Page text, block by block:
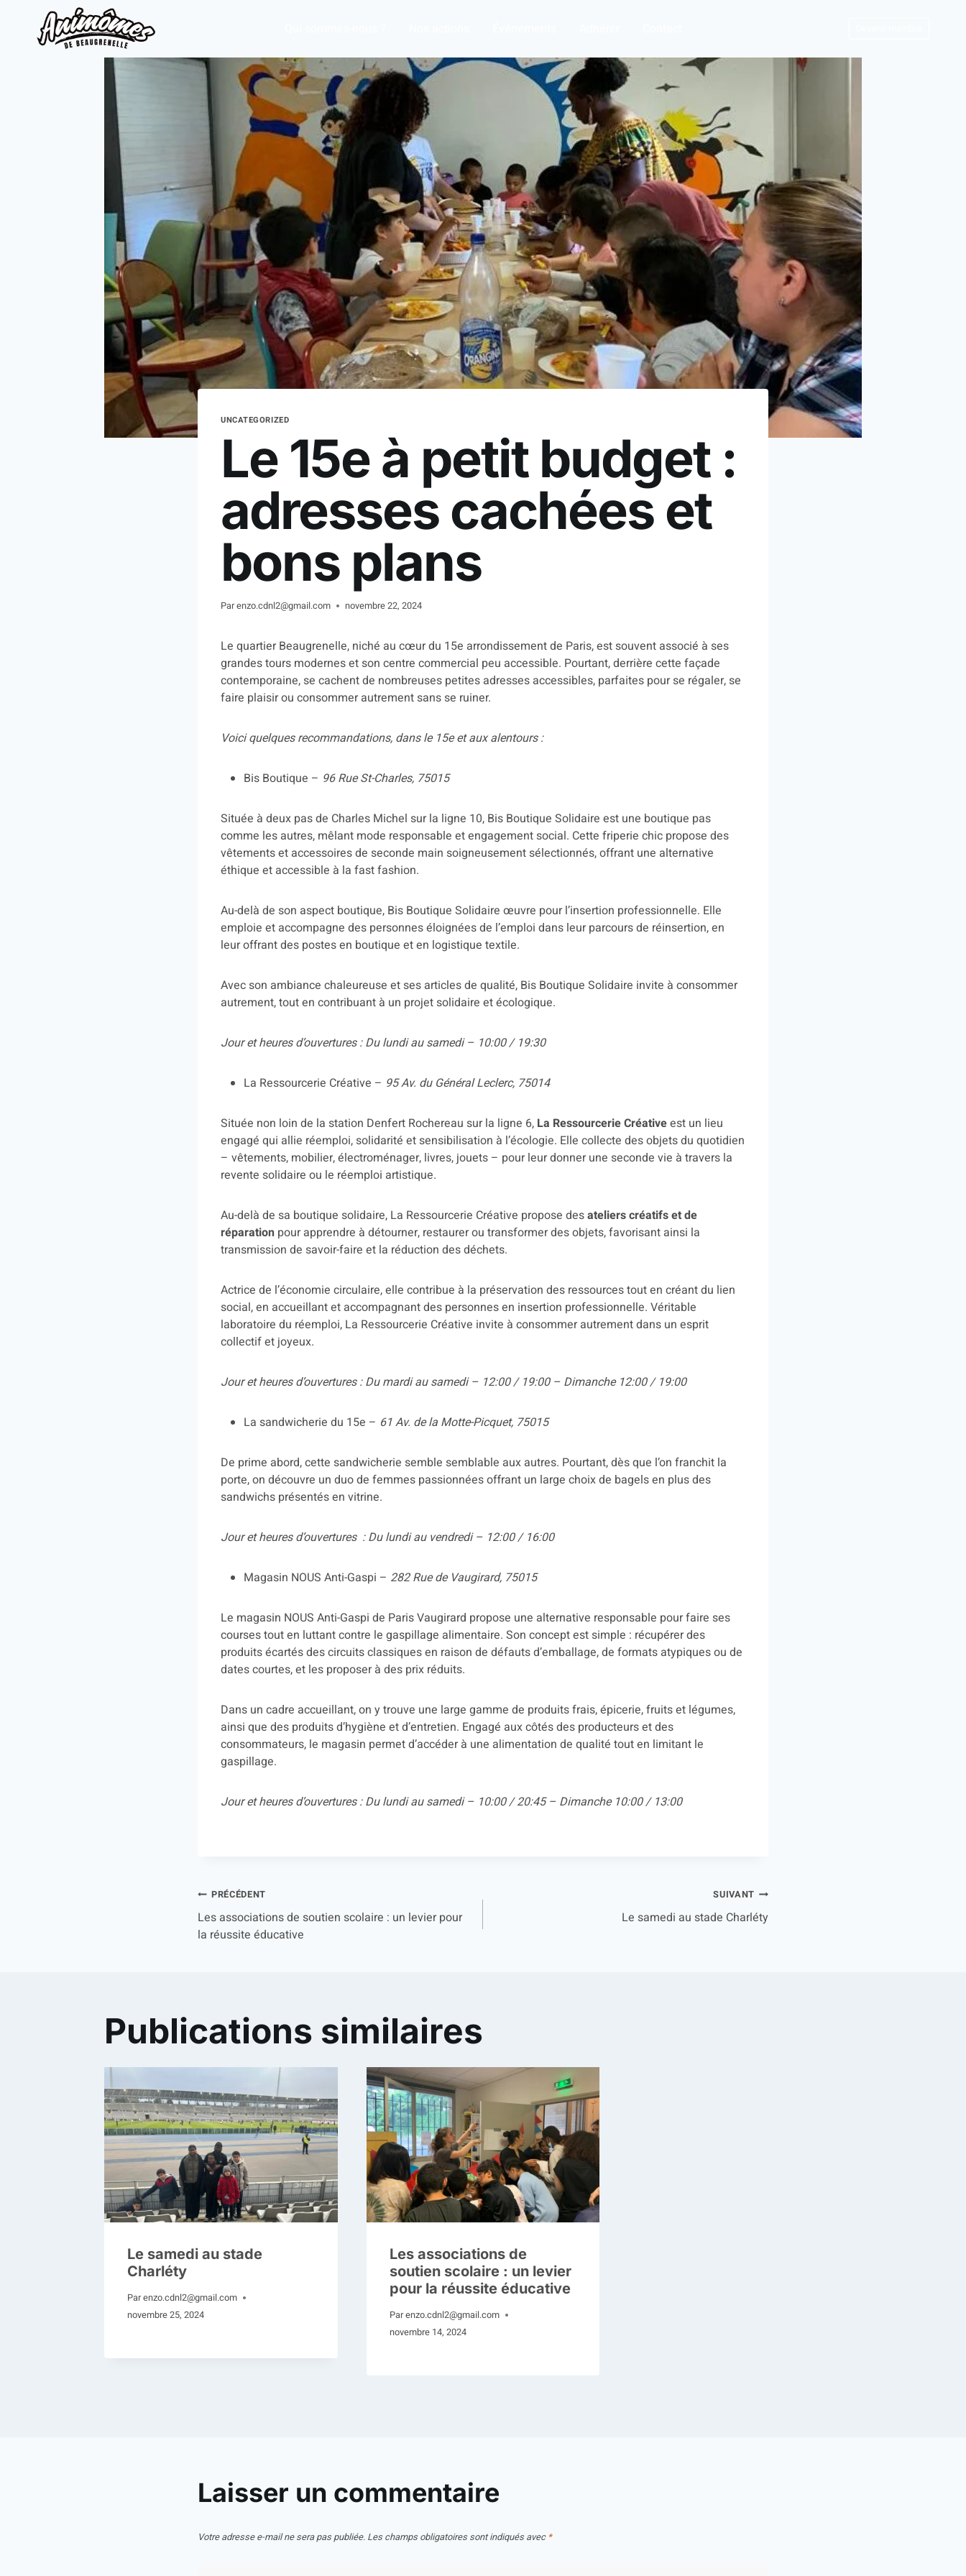
UNCATEGORIZED
Le 15e à petit budget :
adresses cachées et
bons plans
Parenzo.cdnl2@gmail.com novembre 22, 2024
Le quartier Beaugrenelle, niché au cœur du 15e arrondissement de Paris, est souvent associé à ses
grandes tours modernes et son centre commercial peu accessible. Pourtant, derrière cette façade
contemporaine, se cachent de nombreuses petites adresses accessibles, parfaites pour se régaler, se
faire plaisir ou consommer autrement sans se ruiner.
Voici quelques recommandations, dans le 15e et aux alentours :
Bis Boutique – 96 Rue St-Charles, 75015
Située à deux pas de Charles Michel sur la ligne 10, Bis Boutique Solidaire est une boutique pas
comme les autres, mêlant mode responsable et engagement social. Cette friperie chic propose des
vêtements et accessoires de seconde main soigneusement sélectionnés, offrant une alternative
éthique et accessible à la fast fashion.
Au-delà de son aspect boutique, Bis Boutique Solidaire œuvre pour l’insertion professionnelle. Elle
emploie et accompagne des personnes éloignées de l’emploi dans leur parcours de réinsertion, en
leur offrant des postes en boutique et en logistique textile.
Avec son ambiance chaleureuse et ses articles de qualité, Bis Boutique Solidaire invite à consommer
autrement, tout en contribuant à un projet solidaire et écologique.
Jour et heures d’ouvertures : Du lundi au samedi – 10:00 / 19:30
La Ressourcerie Créative – 95 Av. du Général Leclerc, 75014
Située non loin de la station Denfert Rochereau sur la ligne 6, La Ressourcerie Créativeest un lieu
engagé qui allie réemploi, solidarité et sensibilisation à l’écologie. Elle collecte des objets du quotidien
– vêtements, mobilier, électroménager, livres, jouets – pour leur donner une seconde vie à travers la
revente solidaire ou le réemploi artistique.
Au-delà de sa boutique solidaire, La Ressourcerie Créative propose desateliers créatifs et de
réparation pour apprendre à détourner, restaurer ou transformer des objets, favorisant ainsi la
transmission de savoir-faire et la réduction des déchets.
Actrice de l’économie circulaire, elle contribue à la préservation des ressources tout en créant du lien
social, en accueillant et accompagnant des personnes en insertion professionnelle. Véritable
laboratoire du réemploi, La Ressourcerie Créative invite à consommer autrement dans un esprit
collectif et joyeux.
Jour et heures d’ouvertures : Du mardi au samedi – 12:00 / 19:00 – Dimanche 12:00 / 19:00
La sandwicherie du 15e – 61 Av. de la Motte-Picquet, 75015
De prime abord, cette sandwicherie semble semblable aux autres. Pourtant, dès que l’on franchit la
porte, on découvre un duo de femmes passionnées offrant un large choix de bagels en plus des
sandwichs présentés en vitrine.
Jour et heures d’ouvertures : Du lundi au vendredi – 12:00 / 16:00
Magasin NOUS Anti-Gaspi – 282 Rue de Vaugirard, 75015
Le magasin NOUS Anti-Gaspi de Paris Vaugirard propose une alternative responsable pour faire ses
courses tout en luttant contre le gaspillage alimentaire. Son concept est simple : récupérer des
produits écartés des circuits classiques en raison de défauts d’emballage, de formats atypiques ou de
dates courtes, et les proposer à des prix réduits.
Dans un cadre accueillant, on y trouve une large gamme de produits frais, épicerie, fruits et légumes,
ainsi que des produits d’hygiène et d’entretien. Engagé aux côtés des producteurs et des
consommateurs, le magasin permet d’accéder à une alimentation de qualité tout en limitant le
gaspillage.
Jour et heures d’ouvertures : Du lundi au samedi – 10:00 / 20:45 – Dimanche 10:00 / 13:00
PRÉCÉDENT
Les associations de soutien scolaire : un levier pour
la réussite éducative
SUIVANT
Le samedi au stade Charléty
Publications similaires
Le samedi au stade
Charléty
Parenzo.cdnl2@gmail.com
novembre 25, 2024
Les associations de
soutien scolaire : un levier
pour la réussite éducative
Parenzo.cdnl2@gmail.com
novembre 14, 2024
Laisser un commentaire
Votre adresse e-mail ne sera pas publiée. Les champs obligatoires sont indiqués avec *